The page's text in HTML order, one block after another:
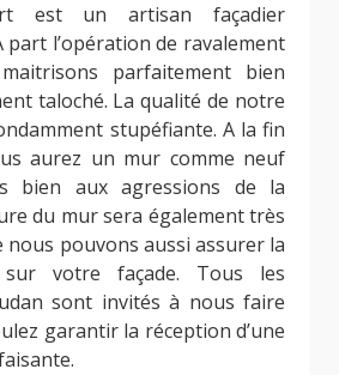
est un artisan façadier
part l’opération de ravalement
parfaitement bien
taloché. La qualité de notre
stupéfiante. A la fin
aurez un mur comme neuf
bien aux agressions de la
du mur sera également très
nous pouvons aussi assurer la
sur votre façade. Tous les
sont invités à nous faire
garantir la réception d’une